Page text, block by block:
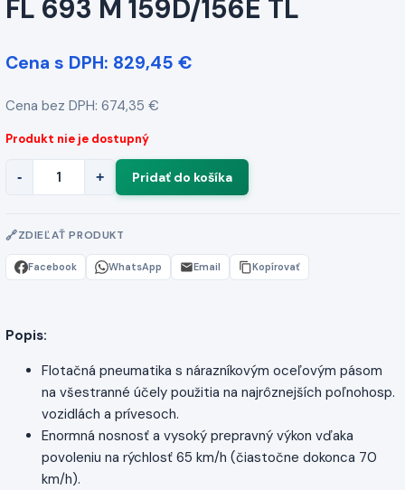
FL 693 M 159D/156E TL
Cena s DPH: 829,45 €
Cena bez DPH: 674,35 €
Produkt nie je dostupný
- +
ZDIEĽAŤ PRODUKT
Facebook WhatsApp Email Kopírovať
Popis:
Flotačná pneumatika s nárazníkovým oceľovým pásom
na všestranné účely použitia na najrôznejších poľnohosp.
vozidlách a prívesoch.
Enormná nosnosť a vysoký prepravný výkon vďaka
povoleniu na rýchlosť 65 km/h (čiastočne dokonca 70
km/h).